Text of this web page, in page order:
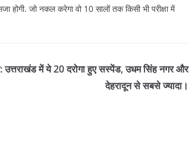
जो नकल करेगा वो 10 सालों तक किसी भी परीक्षा में
उत्तराखंड में ये 20 दरोगा हुए सस्पेंड, उधम सिंह नगर और
देहरादून से सबसे ज्यादा।